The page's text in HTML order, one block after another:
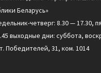
Беларусь»
четверг: 8.30 — 17.30,
выходные дни: суббота,
Победителей, 31, ком. 1014